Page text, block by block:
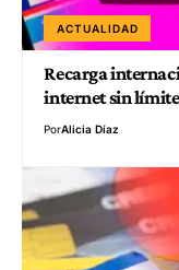
ACTUALIDAD
Recarga
internet sin
PorAlicia Díaz